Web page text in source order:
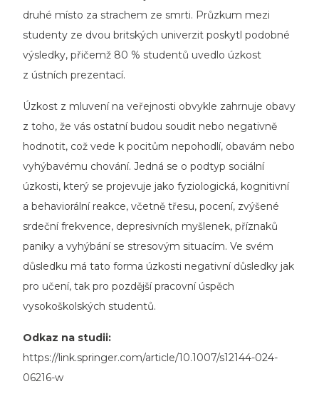
druhé místo za strachem ze smrti. Průzkum mezi
studenty ze dvou britských univerzit poskytl podobné
výsledky, přičemž 80 % studentů uvedlo úzkost
z ústních prezentací.
Úzkost z mluvení na veřejnosti obvykle zahrnuje obavy
z toho, že vás ostatní budou soudit nebo negativně
hodnotit, což vede k pocitům nepohodlí, obavám nebo
vyhýbavému chování. Jedná se o podtyp sociální
úzkosti, který se projevuje jako fyziologická, kognitivní
a behaviorální reakce, včetně třesu, pocení, zvýšené
srdeční frekvence, depresivních myšlenek, příznaků
paniky a vyhýbání se stresovým situacím. Ve svém
důsledku má tato forma úzkosti negativní důsledky jak
pro učení, tak pro pozdější pracovní úspěch
vysokoškolských studentů.
Odkaz na studii:
https://link.springer.com/article/10.1007/s12144-024-
06216-w